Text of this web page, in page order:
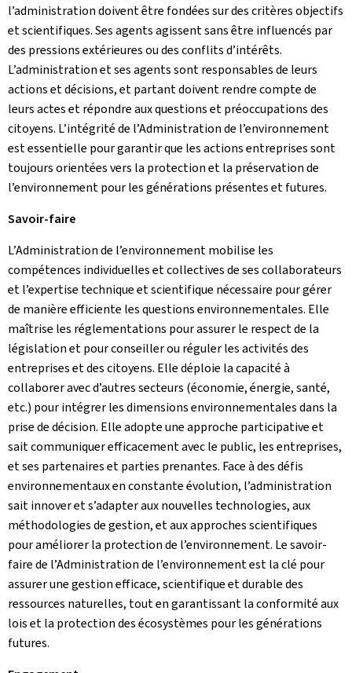
l’administration doivent être fondées sur des critères objectifs
et scientifiques. Ses agents agissent sans être influencés par
des pressions extérieures ou des conflits d’intérêts.
L’administration et ses agents sont responsables de leurs
actions et décisions, et partant doivent rendre compte de
leurs actes et répondre aux questions et préoccupations des
citoyens. L’intégrité de l’Administration de l’environnement
est essentielle pour garantir que les actions entreprises sont
toujours orientées vers la protection et la préservation de
l’environnement pour les générations présentes et futures.
Savoir-faire
L’Administration de l’environnement mobilise les
compétences individuelles et collectives de ses collaborateurs
et l’expertise technique et scientifique nécessaire pour gérer
de manière efficiente les questions environnementales. Elle
maîtrise les réglementations pour assurer le respect de la
législation et pour conseiller ou réguler les activités des
entreprises et des citoyens. Elle déploie la capacité à
collaborer avec d’autres secteurs (économie, énergie, santé,
etc.) pour intégrer les dimensions environnementales dans la
prise de décision. Elle adopte une approche participative et
sait communiquer efficacement avec le public, les entreprises,
et ses partenaires et parties prenantes. Face à des défis
environnementaux en constante évolution, l’administration
sait innover et s’adapter aux nouvelles technologies, aux
méthodologies de gestion, et aux approches scientifiques
pour améliorer la protection de l’environnement. Le savoir-
faire de l’Administration de l’environnement est la clé pour
assurer une gestion efficace, scientifique et durable des
ressources naturelles, tout en garantissant la conformité aux
lois et la protection des écosystèmes pour les générations
futures.